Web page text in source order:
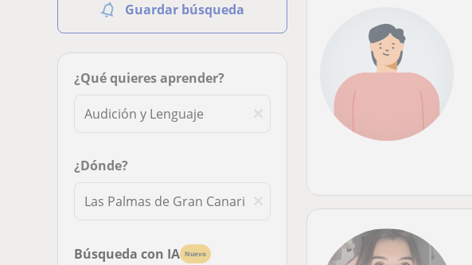
Guardar búsqueda
¿Qué quieres aprender?
¿Dónde?
Búsqueda con IA Nuevo